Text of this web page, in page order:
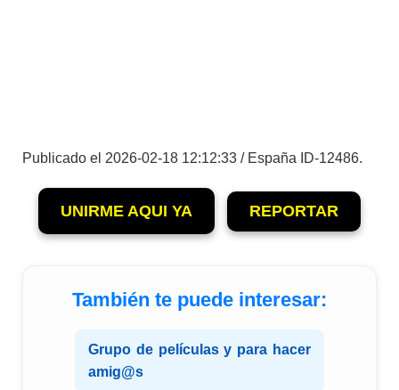
Publicado el 2026-02-18 12:12:33 / España ID-12486.
UNIRME AQUI YA REPORTAR
También te puede interesar:
Grupo de películas y para hacer
amig@s